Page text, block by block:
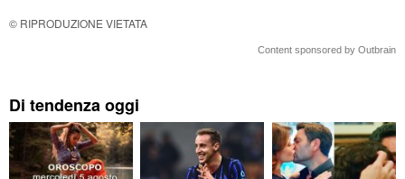
© RIPRODUZIONE VIETATA
Content sponsored by Outbrain
Di tendenza oggi